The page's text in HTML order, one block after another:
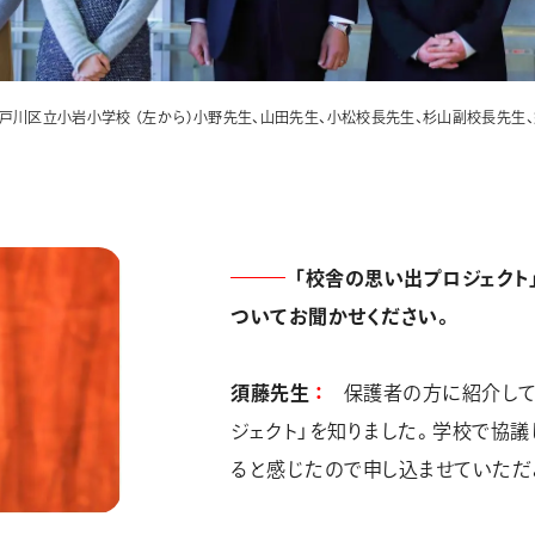
川区立小岩小学校 （左から）小野先生、山田先生、小松校長先生、杉山副校長先生
「校舎の思い出プロジェク
ついてお聞かせください。
須藤先生
保護者の方に紹介し
ジェクト」を知りました。学校で協
ると感じたので申し込ませていただ